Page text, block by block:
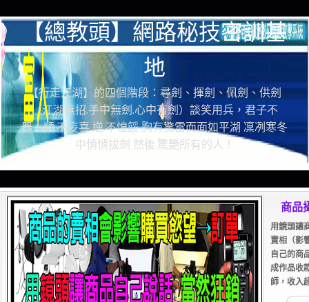
【總教頭】網路秘技密訓基
地
【行走江湖】的四個階段：尋劍、揮劍、佩劍、供劍
（江湖無招.手中無劍.心中有劍）談笑用兵，君子不
器！順.不妄喜 逆.不惶餒 胸有驚雷而面如平湖 凜冽寒冬
中悄悄拔劍 然後.驚艷所有的人！